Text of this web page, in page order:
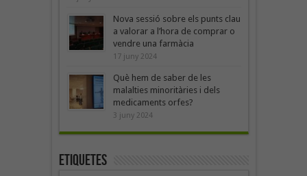
Nova sessió sobre els punts clau
a valorar a l’hora de comprar o
vendre una farmàcia
17 juny 2024
Què hem de saber de les
malalties minoritàries i dels
medicaments orfes?
3 juny 2024
Etiquetes